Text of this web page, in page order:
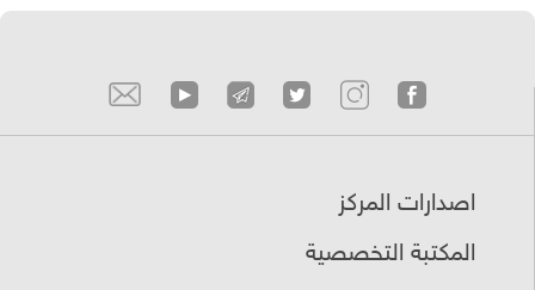
اصدارات المركز
المكتبة التخصصية